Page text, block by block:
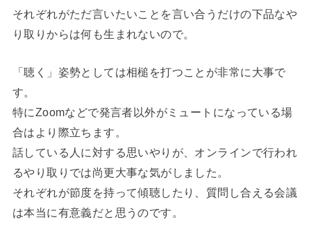
それぞれがただ言いたいことを言い合うだけの下品なや
り取りからは何も生まれないので。
「聴く」姿勢としては相槌を打つことが非常に大事で
す。
特にZoomなどで発言者以外がミュートになっている場
合はより際立ちます。
話している人に対する思いやりが、オンラインで行われ
るやり取りでは尚更大事な気がしました。
それぞれが節度を持って傾聴したり、質問し合える会議
は本当に有意義だと思うのです。